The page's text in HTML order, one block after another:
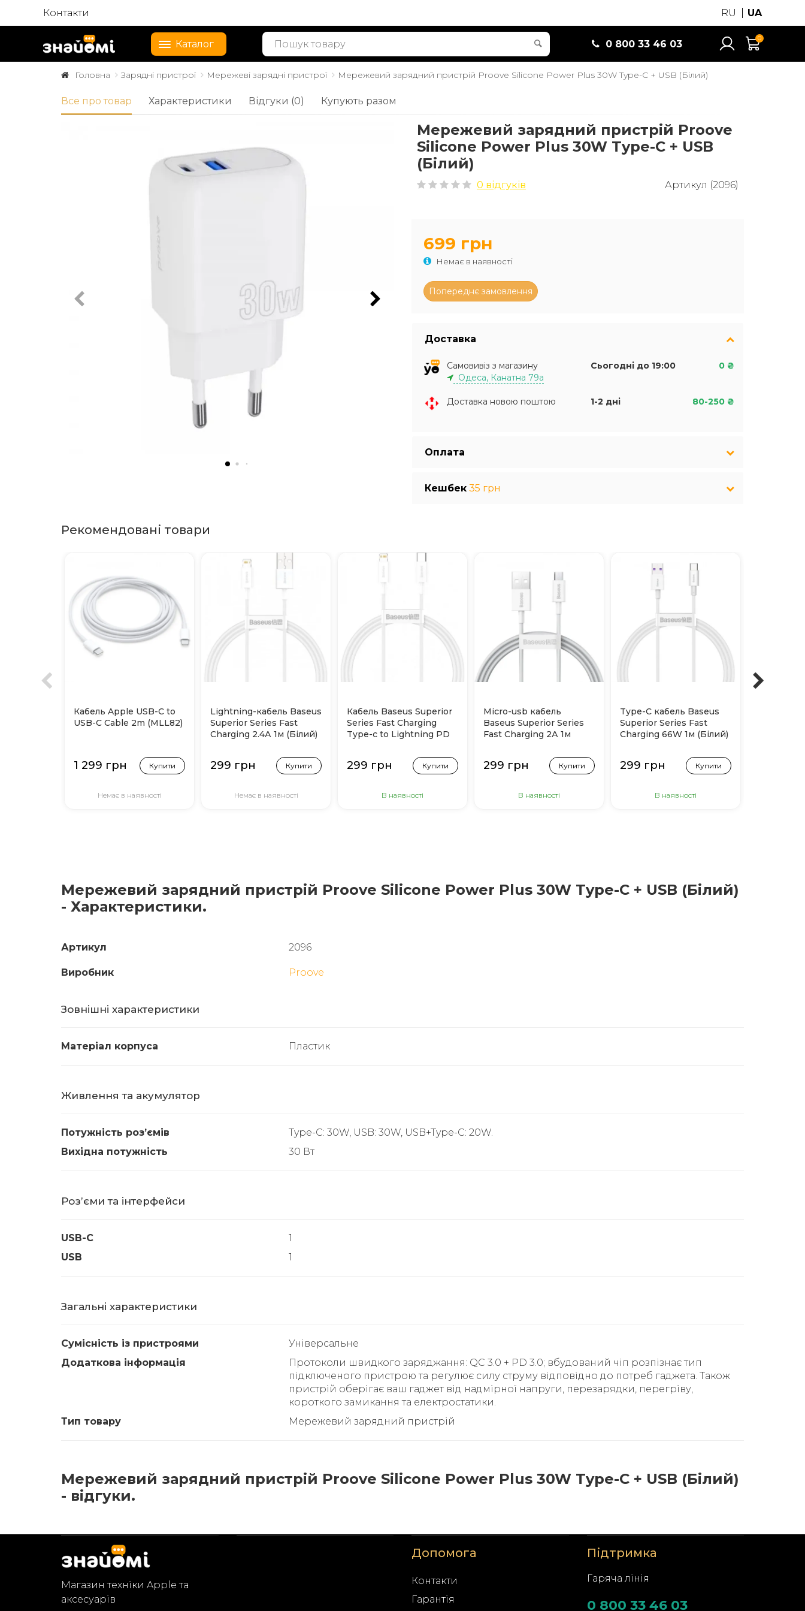
Контакти RU UA
Каталог 0 800 33 46 03
0
Головна Зарядні пристрої Мережеві зарядні пристрої Мережевий зарядний пристрій Proove Silicone Power Plus 30W Type-C + USB (Білий)
Все про товар Характеристики Відгуки (0) Купують разом
Мережевий зарядний пристрій Proove
Silicone Power Plus 30W Type-C + USB
(Білий)
0 відгуків Артикул (2096)
699 грн
Немає в наявності
Доставка
Самовивіз з магазину
Одеса, Канатна 79а
Сьогодні до 19:00 0 ₴
Доставка новою поштою 1-2 дні 80-250 ₴
Оплата
Кешбек 35 грн
Рекомендовані товари
Кабель Apple USB-C to
USB-C Cable 2m (MLL82)
1 299 грн Купити
Немає в наявності
Lightning-кабель Baseus
Superior Series Fast
Charging 2.4А 1м (Білий)
299 грн Купити
Немає в наявності
Кабель Baseus Superior
Series Fast Charging
Type-c to Lightning PD
299 грн Купити
В наявності
Micro-usb кабель
Baseus Superior Series
Fast Charging 2А 1м
299 грн Купити
В наявності
Type-C кабель Baseus
Superior Series Fast
Charging 66W 1м (Білий)
299 грн Купити
В наявності
Мережевий зарядний пристрій Proove Silicone Power Plus 30W Type-C + USB (Білий)
- Характеристики.
Артикул 2096
Виробник Proove
Зовнішні характеристики
Матеріал корпуса Пластик
Живлення та акумулятор
Потужність розʼємів
Type-C: 30W, USB: 30W, USB+Type-C: 20W.
Вихідна потужність
30 Вт
Розʼєми та інтерфейси
USB-C
1
USB
1
Загальні характеристики
Сумісність із пристроями
Універсальне
Додаткова інформація
Протоколи швидкого заряджання: QC 3.0 + PD 3.0; вбудований чіп розпізнає тип
підключеного пристрою та регулює силу струму відповідно до потреб гаджета. Також
пристрій оберігає ваш гаджет від надмірної напруги, перезарядки, перегріву,
короткого замикання та електростатики.
Тип товару
Мережевий зарядний пристрій
Мережевий зарядний пристрій Proove Silicone Power Plus 30W Type-C + USB (Білий)
- відгуки.
Магазин техніки Apple та
аксесуарів
Допомога
Контакти
Гарантія
Підтримка
Гаряча лінія
0 800 33 46 03